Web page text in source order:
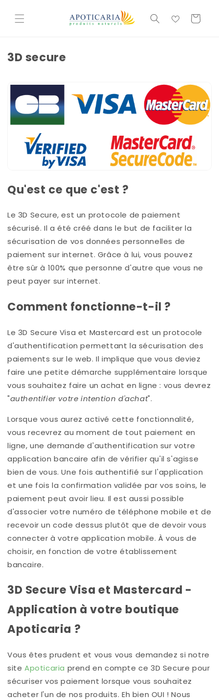
au
Panier
3D secure
Qu'est ce que c'est ?
Le 3D Secure, est un protocole de paiement
sécurisé. Il a été créé dans le but de faciliter la
sécurisation de vos données personnelles de
paiement sur internet. Grâce à lui, vous pouvez
être sûr à 100% que personne d'autre que vous ne
peut payer sur internet.
Comment fonctionne-t-il ?
Le 3D Secure Visa et Mastercard est un protocole
d'authentification permettant la sécurisation des
paiements sur le web. Il implique que vous deviez
faire une petite démarche supplémentaire lorsque
vous souhaitez faire un achat en ligne : vous devrez
"authentifier votre intention d'achat".
Lorsque vous aurez activé cette fonctionnalité,
vous recevrez au moment de tout paiement en
ligne,une demande d'authentification sur votre
application bancaire afin de vérifier qu'il s'agisse
bien de vous. Une fois authentifié sur l'application
et une fois la confirmation validée par vos soins, le
paiement peut avoir lieu. Il est aussi possible
d'associer votre numéro de téléphone mobile et de
recevoir un code dessus plutôt que de devoir vous
connecter à votre application mobile. À vous de
choisir, en fonction de votre établissement
bancaire.
3D Secure Visa et Mastercard -
Application à votre boutique
Apoticaria ?
Vous êtes prudent et vous vous demandez si notre
site Apoticaria prend en compte ce3D Secure pour
sécuriser vos paiement lorsque vous souhaitez
acheter l'un de nos produits. Eh bien OUI ! Nous